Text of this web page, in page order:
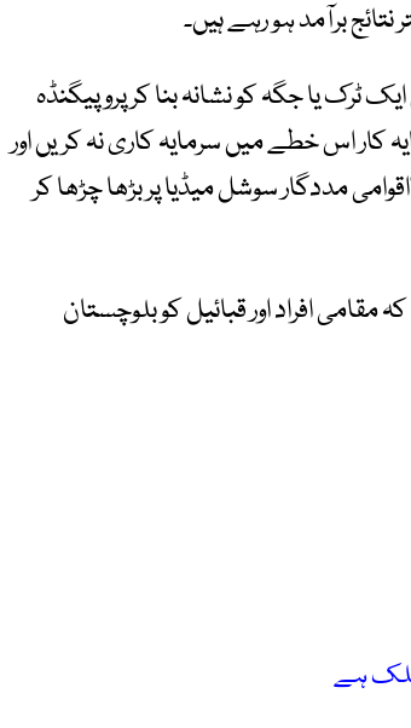
برآمد ہو رہے ہیں۔
ٹرک یا جگہ کو نشانہ بنا کر پروپیگنڈہ
کار اس خطے میں سرمایہ کاری نہ کریں اور
مددگار سوشل میڈیا پر بڑھا چڑھا کر
افراد اور قبائیل کو بلوچستان
ہے